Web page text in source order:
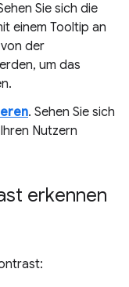
Sie sich die
einem Tooltip an
der
um das
. Sehen Sie sich
Nutzern
erkennen